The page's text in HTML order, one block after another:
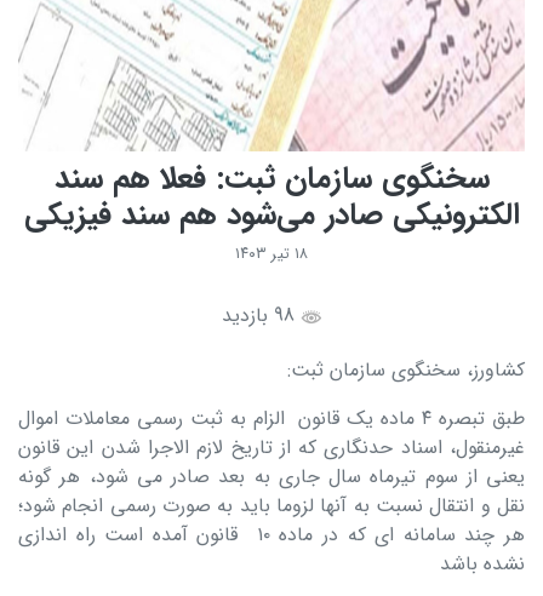
سخنگوی سازمان ثبت: فعلا هم سند
الکترونیکی صادر می‌شود هم سند فیزیکی
۱۸ تیر ۱۴۰۳
98 بازدید
کشاورز، سخنگوی سازمان ثبت:
طبق تبصره ۴ ماده یک قانون الزام به ثبت رسمی معاملات اموال
غیرمنقول، اسناد حدنگاری که از تاریخ لازم الاجرا شدن این قانون
یعنی از سوم تیرماه سال جاری به بعد صادر می شود، هر گونه
نقل و انتقال نسبت به آنها لزوما باید به صورت رسمی انجام شود؛
هر چند سامانه ای که در ماده ۱۰ قانون آمده است راه اندازی
نشده باشد